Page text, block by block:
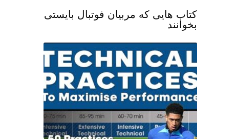
کتاب هایی که مربیان فوتبال بایستی
بخوانند